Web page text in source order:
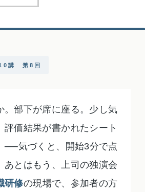
講 第8回
。部下が席に座る。少し気
価結果が書かれたシート
気づくと、開始3分で点
とはもう、上司の独演会
研修の現場で、参加者の方